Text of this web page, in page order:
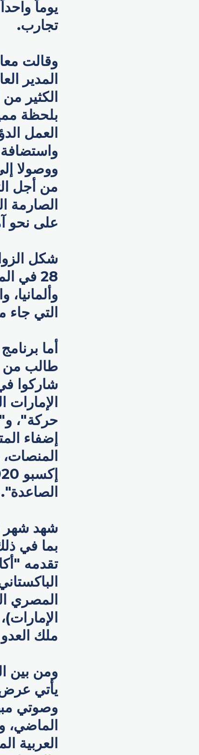
تجارب.
وقالت
بلحظة
العمل
واستضافة
ووصولا
الصارمة
على نحو
شكل
28 في
التي جاء
طالب من
حركة"،
إضفاء
الصاعدة".
شهد شهر
بما في
تقدمه
المصري
ملك
يأتي
وصوتي
الماضي،
العربية